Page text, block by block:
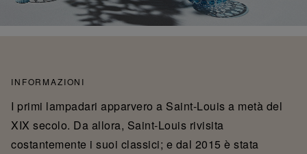
INFORMAZIONI
I primi lampadari apparvero a Saint-Louis a metà del
XIX secolo. Da allora, Saint-Louis rivisita
costantemente i suoi classici; e dal 2015 è stata